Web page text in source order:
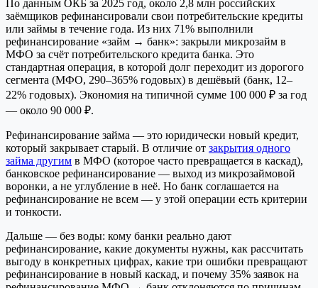
По данным ОКБ за 2025 год, около 2,8 млн российских
заёмщиков рефинансировали свои потребительские кредиты
или займы в течение года. Из них 71% выполнили
рефинансирование «займ → банк»: закрыли микрозайм в
МФО за счёт потребительского кредита банка. Это
стандартная операция, в которой долг переходит из дорогого
сегмента (МФО, 290–365% годовых) в дешёвый (банк, 12–
22% годовых). Экономия на типичной сумме 100 000 ₽ за год
— около 90 000 ₽.
Рефинансирование займа — это юридически новый кредит,
который закрывает старый. В отличие от закрытия одного
займа другим в МФО (которое часто превращается в каскад),
банковское рефинансирование — выход из микрозаймовой
воронки, а не углубление в неё. Но банк соглашается на
рефинансирование не всем — у этой операции есть критерии
и тонкости.
Дальше — без воды: кому банки реально дают
рефинансирование, какие документы нужны, как рассчитать
выгоду в конкретных цифрах, какие три ошибки превращают
рефинансирование в новый каскад, и почему 35% заявок на